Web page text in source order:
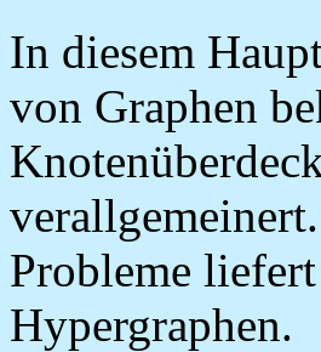
In diesem
von Graphen
Probleme
Hypergraphen.